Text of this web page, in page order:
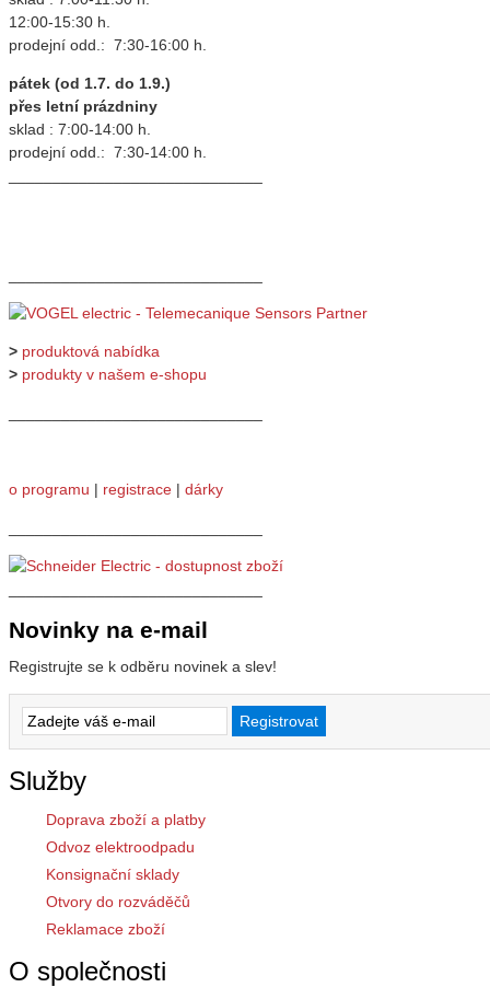
12:00-15:30 h.
prodejní odd.: 7:30-16:00 h.
pátek (od 1.7. do 1.9.)
přes letní prázdniny
sklad : 7:00-14:00 h.
prodejní odd.: 7:30-14:00 h.
> produktová nabídka
> produkty v našem e-shopu
o programu | registrace | dárky
Novinky na e-mail
Registrujte se k odběru novinek a slev!
Služby
Doprava zboží a platby
Odvoz elektroodpadu
Konsignační sklady
Otvory do rozváděčů
Reklamace zboží
O společnosti